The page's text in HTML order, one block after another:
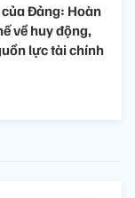
Đảng: Hoàn
về huy động,
lực tài chính